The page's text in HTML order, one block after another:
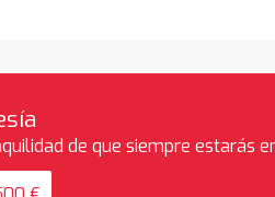
de que siempre estarás